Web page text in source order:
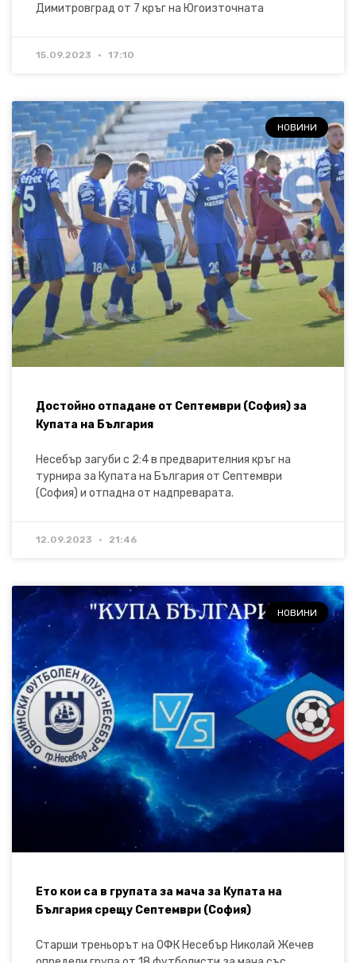
Димитровград от 7 кръг на Югоизточната
15.09.2023 17:10
НОВИНИ
Достойно отпадане от Септември (София) за
Купата на България
Несебър загуби с 2:4 в предварителния кръг на
турнира за Купата на България от Септември
(София) и отпадна от надпреварата.
12.09.2023 21:46
НОВИНИ
Ето кои са в групата за мача за Купата на
България срещу Септември (София)
Старши треньорът на ОФК Несебър Николай Жечев